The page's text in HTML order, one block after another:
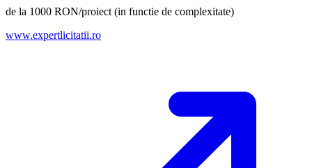
de la 1000 RON/proiect (in functie de complexitate)
www.expertlicitatii.ro